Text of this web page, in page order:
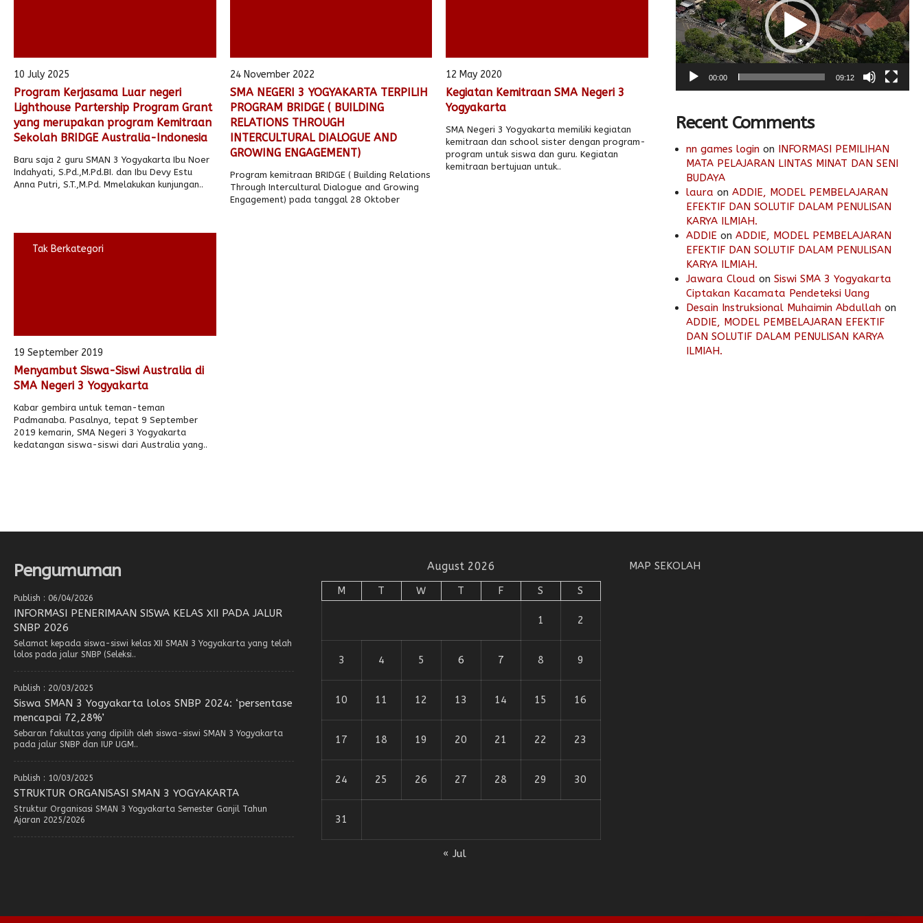
10 July 2025
Program Kerjasama Luar negeri
Lighthouse Partership Program Grant
yang merupakan program Kemitraan
Sekolah BRIDGE Australia-Indonesia
Baru saja 2 guru SMAN 3 Yogyakarta Ibu Noer
Indahyati, S.Pd.,M.Pd.BI. dan Ibu Devy Estu
Anna Putri, S.T.,M.Pd. Mmelakukan kunjungan..
24 November 2022
SMA NEGERI 3 YOGYAKARTA TERPILIH
PROGRAM BRIDGE ( BUILDING
RELATIONS THROUGH
INTERCULTURAL DIALOGUE AND
GROWING ENGAGEMENT)
Program kemitraan BRIDGE ( Building Relations
Through Intercultural Dialogue and Growing
Engagement) pada tanggal 28 Oktober
12 May 2020
Kegiatan Kemitraan SMA Negeri 3
Yogyakarta
SMA Negeri 3 Yogyakarta memiliki kegiatan
kemitraan dan school sister dengan program-
program untuk siswa dan guru. Kegiatan
kemitraan bertujuan untuk..
Tak Berkategori
19 September 2019
Menyambut Siswa-Siswi Australia di
SMA Negeri 3 Yogyakarta
Kabar gembira untuk teman-teman
Padmanaba. Pasalnya, tepat 9 September
2019 kemarin, SMA Negeri 3 Yogyakarta
kedatangan siswa-siswi dari Australia yang..
00:00 09:12
Recent Comments
nn games login on INFORMASI PEMILIHAN
MATA PELAJARAN LINTAS MINAT DAN SENI
BUDAYA
laura on ADDIE, MODEL PEMBELAJARAN
EFEKTIF DAN SOLUTIF DALAM PENULISAN
KARYA ILMIAH.
ADDIE on ADDIE, MODEL PEMBELAJARAN
EFEKTIF DAN SOLUTIF DALAM PENULISAN
KARYA ILMIAH.
Jawara Cloud on Siswi SMA 3 Yogyakarta
Ciptakan Kacamata Pendeteksi Uang
Desain Instruksional Muhaimin Abdullah on
ADDIE, MODEL PEMBELAJARAN EFEKTIF
DAN SOLUTIF DALAM PENULISAN KARYA
ILMIAH.
Pengumuman
Publish : 06/04/2026
INFORMASI PENERIMAAN SISWA KELAS XII PADA JALUR
SNBP 2026
Selamat kepada siswa-siswi kelas XII SMAN 3 Yogyakarta yang telah
lolos pada jalur SNBP (Seleksi..
Publish : 20/03/2025
Siswa SMAN 3 Yogyakarta lolos SNBP 2024: ‘persentase
mencapai 72,28%’
Sebaran fakultas yang dipilih oleh siswa-siswi SMAN 3 Yogyakarta
pada jalur SNBP dan IUP UGM..
Publish : 10/03/2025
STRUKTUR ORGANISASI SMAN 3 YOGYAKARTA
Struktur Organisasi SMAN 3 Yogyakarta Semester Ganjil Tahun
Ajaran 2025/2026
August 2026
M T W T F S S
1 2
3 4 5 6 7 8 9
10 11 12 13 14 15 16
17 18 19 20 21 22 23
24 25 26 27 28 29 30
31
« Jul
MAP SEKOLAH